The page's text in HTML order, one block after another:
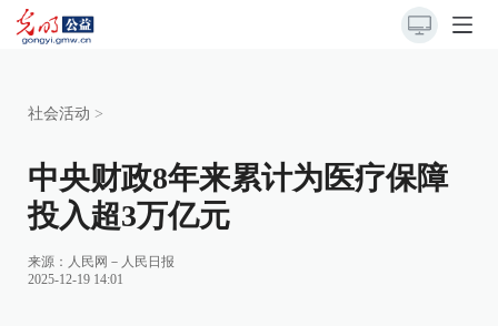
社会活动 >
中央财政8年来累计为医疗保障
投入超3万亿元
来源： 人民网－人民日报
2025-12-19 14:01